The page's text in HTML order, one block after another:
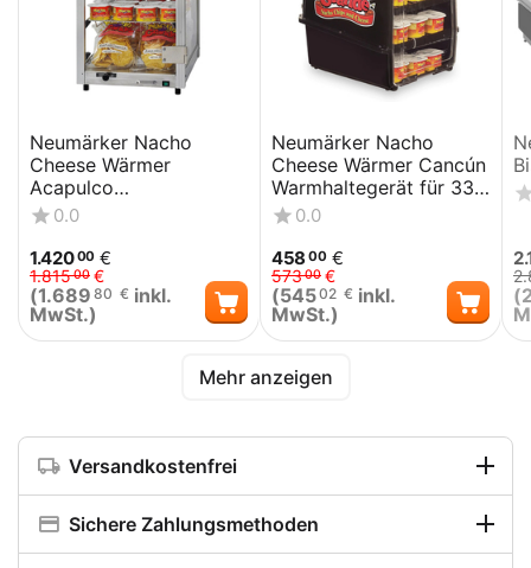
Neumärker Nacho
Cheese Wärmer
Acapulco
Warmhaltegerät für 48
0.0
1.42000 €
1.81500 €
(1.689 80 € inkl.
MwSt.)
Neumärker Nacho
Cheese Wärmer Cancún
Warmhaltegerät für 33
Becher Käsesoße
0.0
458 00 €
57300 €
(54502 € inkl.
MwSt.)
(
Mehr anzeigen
Versandkostenfrei
Sichere Zahlungsmethoden